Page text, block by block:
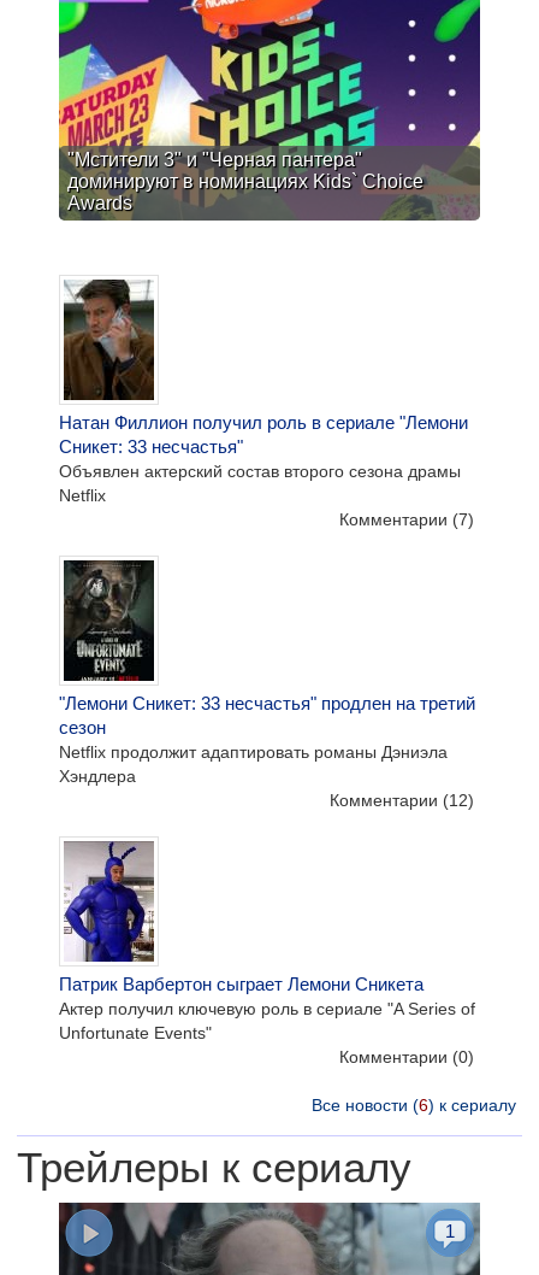
"Мстители 3" и "Черная пантера"
доминируют в номинациях Kids` Choice
Awards
Натан Филлион получил роль в сериале "Лемони
Сникет: 33 несчастья"
Объявлен актерский состав второго сезона драмы
Netflix
Комментарии (7)
"Лемони Сникет: 33 несчастья" продлен на третий
сезон
Netflix продолжит адаптировать романы Дэниэла
Хэндлера
Комментарии (12)
Патрик Варбертон сыграет Лемони Сникета
Актер получил ключевую роль в сериале "A Series of
Unfortunate Events"
Комментарии (0)
Все новости (6) к сериалу
Трейлеры к сериалу
1